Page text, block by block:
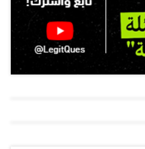
أهالي حضرموت بعد
الإرهابي. ووصلت إلى مدينة
طائرة مساعدات منذ أكثر من
«القاعدة» الإرهابي -